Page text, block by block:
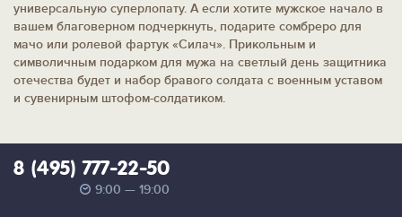
универсальную суперлопату. А если хотите мужское начало в
вашем благоверном подчеркнуть, подарите сомбреро для
мачо или ролевой фартук «Силач». Прикольным и
символичным подарком для мужа на светлый день защитника
отечества будет и набор бравого солдата с военным уставом
и сувенирным штофом-солдатиком.
8 (495) 777-22-50
9:00 — 19:00